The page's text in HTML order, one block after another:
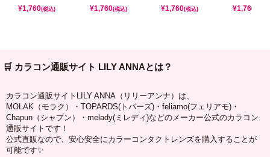
¥1,760(税込) ¥1,760(税込) ¥1,760(税込) ¥1,760
🛒 カラコン通販サイト LILY ANNAとは？
カラコン通販サイトLILY ANNA（リリーアンナ）は、
MOLAK（モラク）・TOPARDS(トパーズ)・feliamo(フェリアモ)・
Chapun（シャプン）・melady(ミレディ)などのメーカー公式のカラコン
通販サイトです！
公式直販なので、安心安全にカラーコンタクトレンズを購入することが
可能です✨